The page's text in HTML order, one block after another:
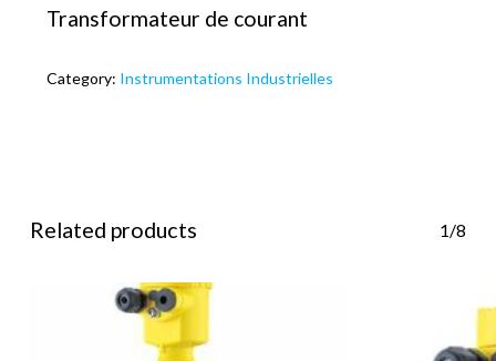
Transformateur de courant
Category: Instrumentations Industrielles
Related products 1/8